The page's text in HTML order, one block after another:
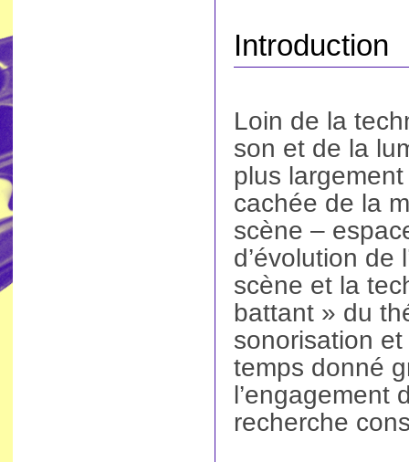
Introduction
Loin de la
son et de la
plus
cachée de la
scène –
d’évolution de
scène et la
battant » du
sonorisation
temps donné
l’engagement
recherche